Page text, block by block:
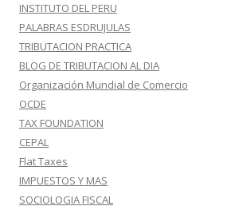
INSTITUTO DEL PERU
PALABRAS ESDRUJULAS
TRIBUTACION PRACTICA
BLOG DE TRIBUTACION AL DIA
Organización Mundial de Comercio
OCDE
TAX FOUNDATION
CEPAL
Flat Taxes
IMPUESTOS Y MAS
SOCIOLOGIA FISCAL